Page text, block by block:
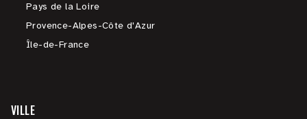
Pays de la Loire
Provence-Alpes-Côte d'Azur
Île-de-France
VILLE